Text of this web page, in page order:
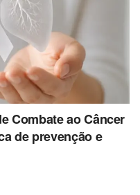
Combate ao Câncer
de prevenção e